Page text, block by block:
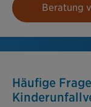
Beratung
Häufige